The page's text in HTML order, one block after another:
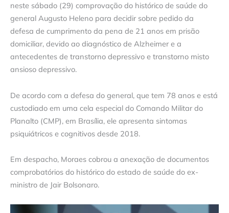
neste sábado (29) comprovação do histórico de saúde do
general Augusto Heleno para decidir sobre pedido da
defesa de cumprimento da pena de 21 anos em prisão
domiciliar, devido ao diagnóstico de Alzheimer e a
antecedentes de transtorno depressivo e transtorno misto
ansioso depressivo.
De acordo com a defesa do general, que tem 78 anos e está
custodiado em uma cela especial do Comando Militar do
Planalto (CMP), em Brasília, ele apresenta sintomas
psiquiátricos e cognitivos desde 2018.
Em despacho, Moraes cobrou a anexação de documentos
comprobatórios do histórico do estado de saúde do ex-
ministro de Jair Bolsonaro.